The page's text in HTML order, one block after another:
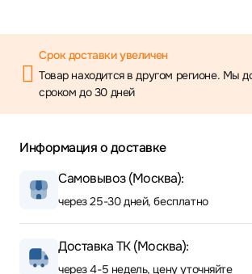
Срок доставки увеличен
Товар находится в другом регионе. Мы
сроком до 30 дней
Информация о доставке
Самовывоз (Москва):
через 25-30 дней, бесплатно
Доставка ТК (Москва):
через 4-5 недель, цену уточняйте